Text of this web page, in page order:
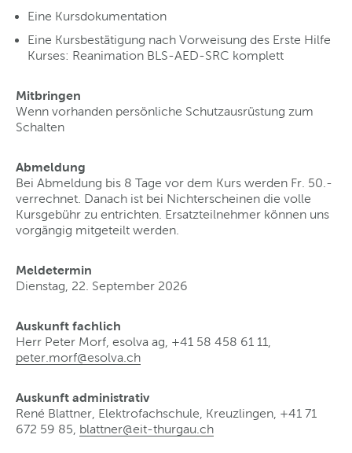
Eine Kursdokumentation
Eine Kursbestätigung nach Vorweisung des Erste Hilfe
Kurses: Reanimation BLS-AED-SRC komplett
Mitbringen
Wenn vorhanden persönliche Schutzausrüstung zum
Schalten
Abmeldung
Bei Abmeldung bis 8 Tage vor dem Kurs werden Fr. 50.-
verrechnet. Danach ist bei Nichterscheinen die volle
Kursgebühr zu entrichten. Ersatzteilnehmer können uns
vorgängig mitgeteilt werden.
Meldetermin
Dienstag, 22. September 2026
Auskunft fachlich
Herr Peter Morf, esolva ag, +41 58 458 61 11,
peter.morf@esolva ch
Auskunft administrativ
René Blattner, Elektrofachschule, Kreuzlingen, +41 71
672 59 85, blattner@eit-thurgau ch